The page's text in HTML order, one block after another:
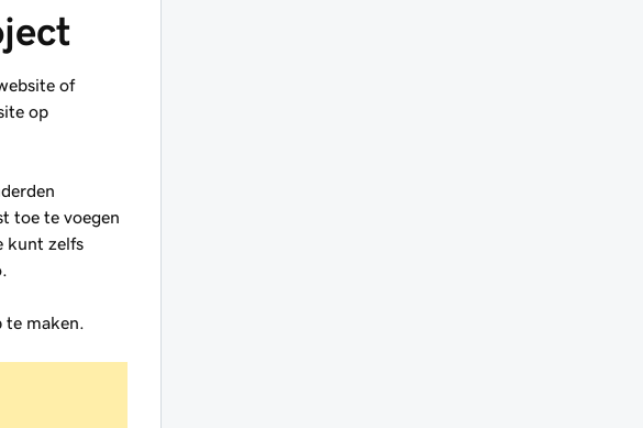
of
op
toe te voegen
kunt zelfs
maken.